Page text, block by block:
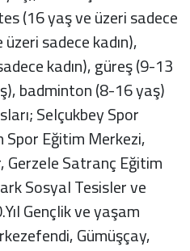
(16 yaş ve üzeri sadece
sadece kadın),
kadın), güreş (9-13
badminton (8-16 yaş)
Selçukbey Spor
Eğitim Merkezi,
Gerzele Satranç Eğitim
Sosyal Tesisler ve
Gençlik ve yaşam
Gümüşçay,